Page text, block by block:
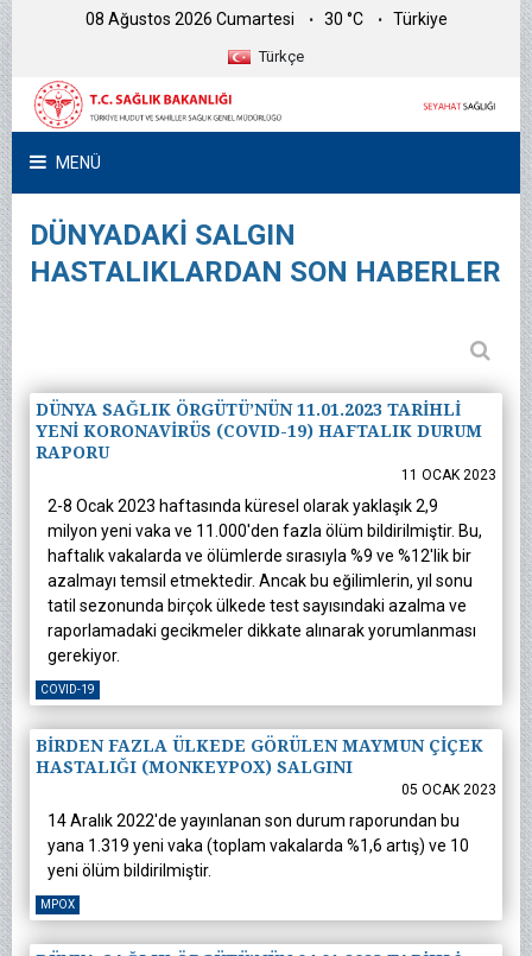
08 Ağustos 2026 Cumartesi 30 °C Türkiye
Türkçe
MENÜ
DÜNYADAKİ SALGIN
HASTALIKLARDAN SON HABERLER
DÜNYA SAĞLIK ÖRGÜTÜ’NÜN 11.01.2023 TARİHLİ
YENİ KORONAVİRÜS (COVID-19) HAFTALIK DURUM
RAPORU
11 OCAK 2023
2-8 Ocak 2023 haftasında küresel olarak yaklaşık 2,9
milyon yeni vaka ve 11.000'den fazla ölüm bildirilmiştir. Bu,
haftalık vakalarda ve ölümlerde sırasıyla %9 ve %12'lik bir
azalmayı temsil etmektedir. Ancak bu eğilimlerin, yıl sonu
tatil sezonunda birçok ülkede test sayısındaki azalma ve
raporlamadaki gecikmeler dikkate alınarak yorumlanması
gerekiyor.
COVID-19
BİRDEN FAZLA ÜLKEDE GÖRÜLEN MAYMUN ÇİÇEK
HASTALIĞI (MONKEYPOX) SALGINI
05 OCAK 2023
14 Aralık 2022'de yayınlanan son durum raporundan bu
yana 1.319 yeni vaka (toplam vakalarda %1,6 artış) ve 10
yeni ölüm bildirilmiştir.
MPOX